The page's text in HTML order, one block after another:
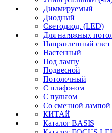
Диммируемый
Диодный
Светодиод. (LED)
Для натяжных
Направленный свет
Настенный
Под лампу
Подвесной
Потолочный
С плафоном
С пультом
Со сменной лампой
КИТАЙ
Каталог BASIS